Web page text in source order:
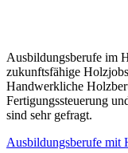
Ausbildungsberufe im
zukunftsfähige
Handwerkliche
Fertigungssteuerung
sind sehr gefragt.
Ausbildungsberufe mit